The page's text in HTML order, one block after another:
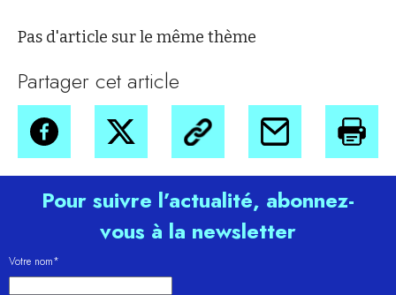
Pas d'article sur le même thème
Partager cet article
Pour suivre l’actualité, abonnez-
vous à la newsletter
Votre nom*